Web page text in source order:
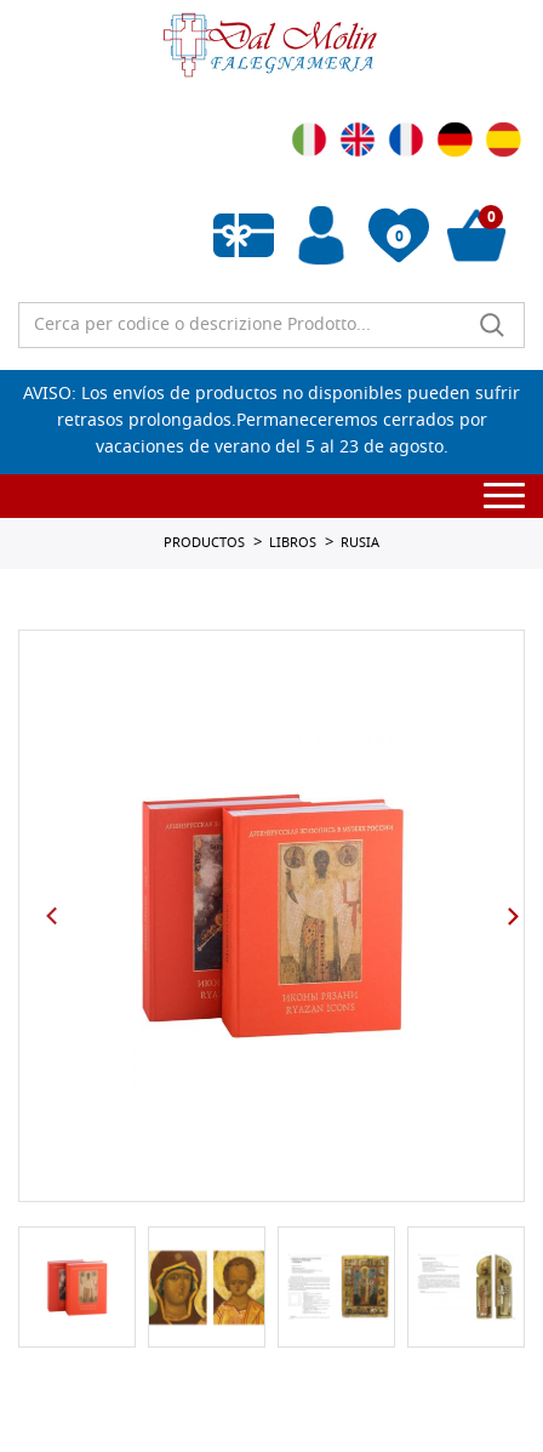
0
Lista de deseos vacía
0
AVISO: Los envíos de productos no disponibles pueden sufrir
retrasos prolongados.Permaneceremos cerrados por
vacaciones de verano del 5 al 23 de agosto.
PRODUCTOS LIBROS RUSIA